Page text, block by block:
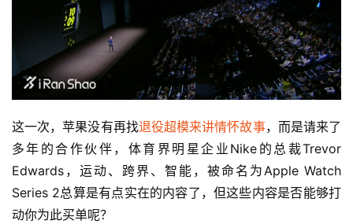
这一次，苹果没有再找退役超模来讲情怀故事，而是请来了
多年的合作伙伴，体育界明星企业Nike的总裁Trevor
Edwards，运动、跨界、智能，被命名为Apple Watch
Series 2总算是有点实在的内容了，但这些内容是否能够打
动你为此买单呢？